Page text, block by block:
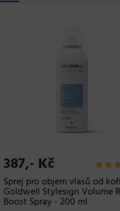
387,- Kč
Sprej pro objem vlasů od
Goldwell Stylesign Volume
Boost Spray - 200 ml